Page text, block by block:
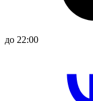
до 22:00